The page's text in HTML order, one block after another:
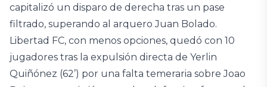
capitalizó un disparo de derecha tras un pase
filtrado, superando al arquero Juan Bolado.
Libertad FC, con menos opciones, quedó con 10
jugadores tras la expulsión directa de Yerlin
Quiñónez (62’) por una falta temeraria sobre Joao